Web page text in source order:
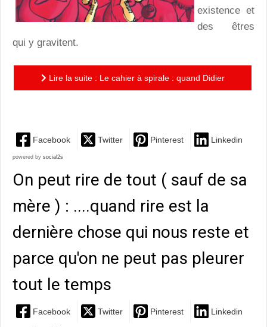
existence et
des êtres
qui y gravitent.
Lire la suite : Le cahier à spirale : quand Didier
Facebook Twitter Pinterest Linkedin
powered by social2s
On peut rire de tout ( sauf de sa
mère ) : ....quand rire est la
dernière chose qui nous reste et
parce qu'on ne peut pas pleurer
tout le temps
Facebook Twitter Pinterest Linkedin